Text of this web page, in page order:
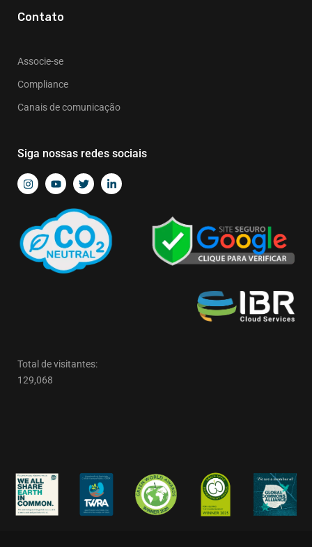
Contato
Associe-se
Compliance
Canais de comunicação
Siga nossas redes sociais
Total de visitantes:
129,068